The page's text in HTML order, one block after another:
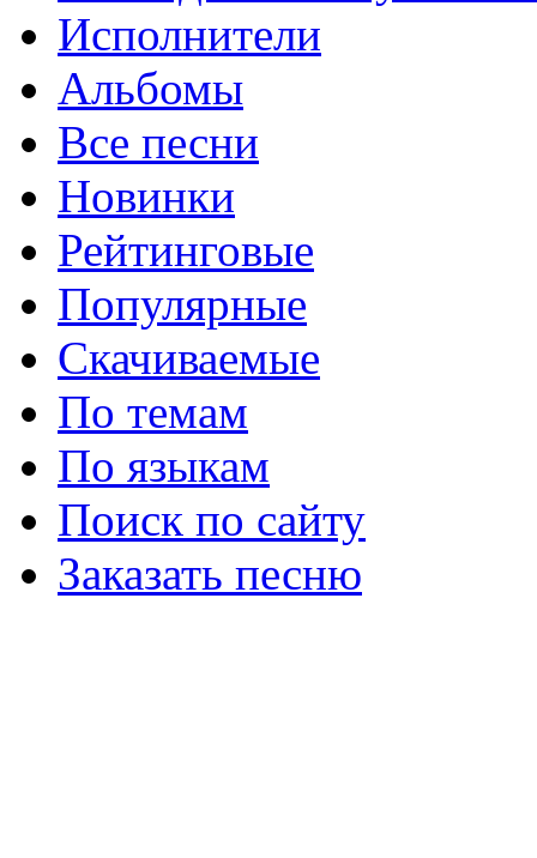
Исполнители
Альбомы
Все песни
Новинки
Рейтинговые
Популярные
Скачиваемые
По темам
По языкам
Поиск по сайту
Заказать песню